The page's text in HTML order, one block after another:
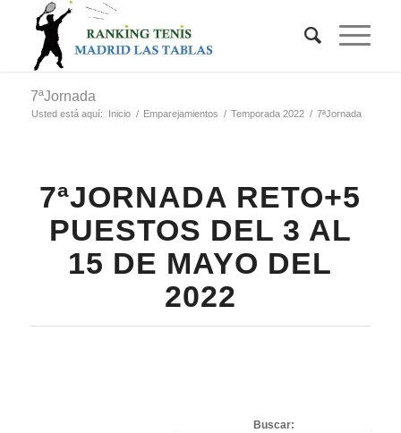
7ªJornada
Usted está aquí: Inicio / Emparejamientos / Temporada 2022 / 7ªJornada
7ªJORNADA RETO+5
PUESTOS DEL 3 AL
15 DE MAYO DEL
2022
Buscar: